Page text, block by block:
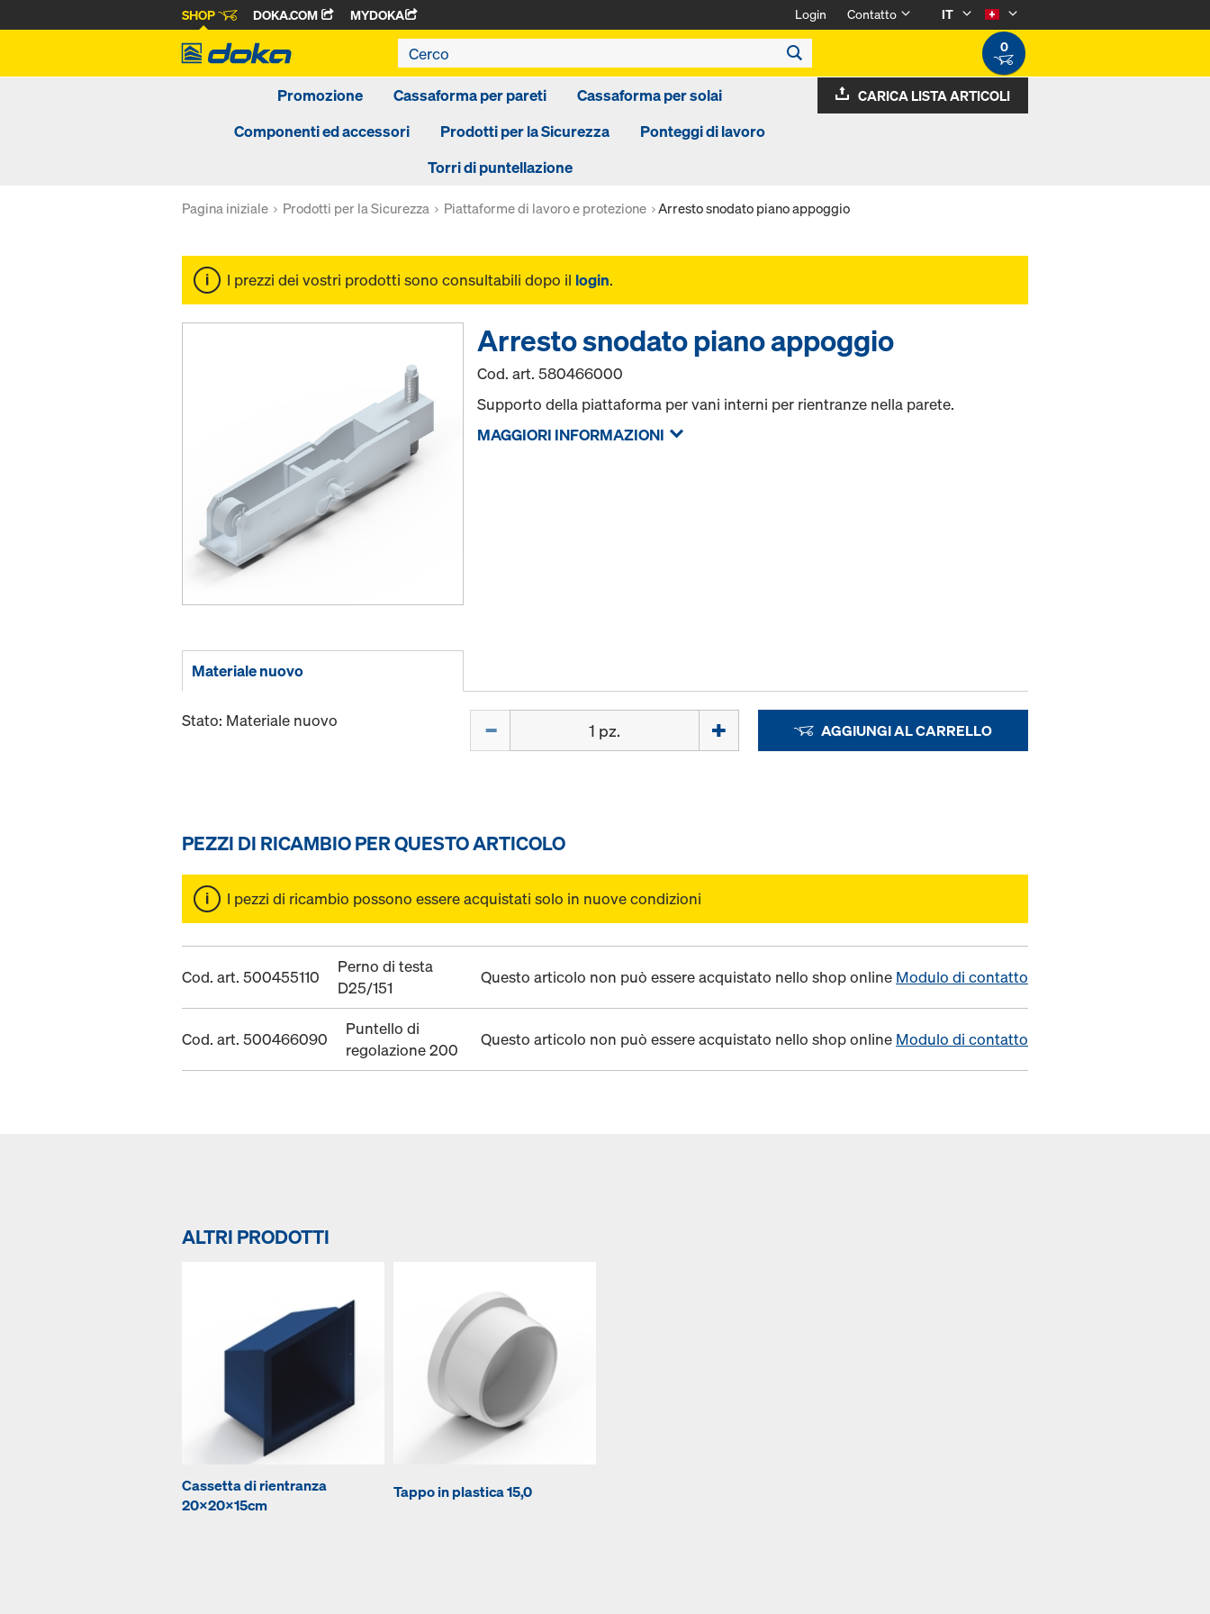
SHOP DOKA.COM MYDOKA Login Contatto
IT
0
Promozione Cassaforma per pareti
Cassaforma per solai
Componenti ed accessori
Prodotti per la Sicurezza
Ponteggi di lavoro
Torri di puntellazione
CARICA LISTA ARTICOLI
Pagina iniziale Prodotti per la Sicurezza Piattaforme di lavoro e protezione Arresto snodato piano appoggio
I prezzi dei vostri prodotti sono consultabili dopo il login.
Arresto snodato piano appoggio
Cod. art.580466000
Supporto della piattaforma per vani interni per rientranze nella parete.
MAGGIORI INFORMAZIONI
Materiale nuovo
Stato: Materiale nuovo AGGIUNGI AL CARRELLO
PEZZI DI RICAMBIO PER QUESTO ARTICOLO
I pezzi di ricambio possono essere acquistati solo in nuove condizioni
Cod. art. 500455110
Perno di testa
D25/151
Questo articolo non può essere acquistato nello shop online Modulo di contatto
Cod. art. 500466090
Puntello di
regolazione 200
Questo articolo non può essere acquistato nello shop online Modulo di contatto
ALTRI PRODOTTI
Cassetta di rientranza
20x20x15cm
Tappo in plastica 15,0